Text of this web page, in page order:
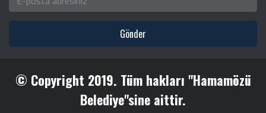
Gönder
© Copyright 2019. Tüm hakları "Hamamözü
Belediye"sine aittir.